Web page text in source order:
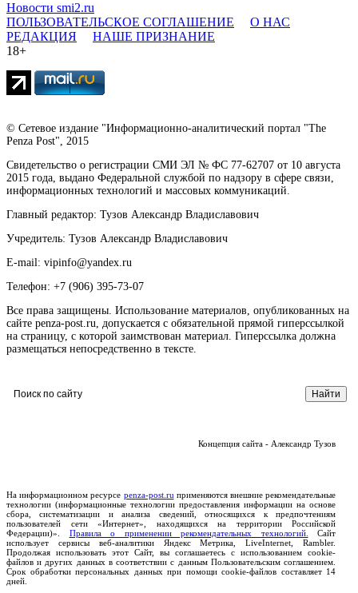
Новости smi2.ru
ПОЛЬЗОВАТЕЛЬСКОЕ СОГЛАШЕНИЕ
О НАС
РЕДАКЦИЯ
НАШЕ ПРИЗНАНИЕ
18+
© Сетевое издание "Информационно-аналитический портал "The
Penza Post", 2015
Свидетельство о регистрации СМИ ЭЛ № ФС 77-62707 от 10 августа
2015 года, выдано Федеральной службой по надзору в сфере связи,
информационных технологий и массовых коммуникаций.
Главный редактор: Тузов Александр Владиславович
Учредитель: Тузов Александр Владиславович
E-mail: vipinfo@yandex.ru
Телефон: +7 (906) 395-73-07
Все права защищены. Использование материалов, опубликованных на
сайте penza-post.ru, допускается с обязательной прямой гиперссылкой
на страницу, с которой заимствован материал. Гиперссылка должна
размещаться непосредственно в тексте.
Концепция сайта - Александр Тузов
На информационном ресурсе penza-post.ru применяются внешние рекомендательные
технологии (информационные технологии предоставления информации на основе
сбора, систематизации и анализа сведений, относящихся к предпочтениям
пользователей сети «Интернет», находящихся на территории Российской
Федерации)». Правила о применении рекомендательных технологий.
Сайт
использует сервисы веб-аналитики Яндекс Метрика, LiveInternet, Rambler.
Продолжая использовать этот Сайт, вы соглашаетесь с использованием cookie-
файлов и других данных в соответствии с данным Пользовательским соглашением.
Срок обработки персональных данных при помощи cookie-файлов составляет 14
дней.